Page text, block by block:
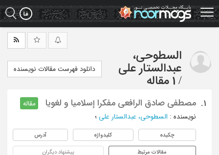
Skip
to
main
السطوحی،
عبدالستار علی
/ 1 مقاله
دانلود فهرست مقالات نویسنده
1. مصطفی صادق الرافعی مفکرا إسلامیا و لغویا
مقاله
نویسنده : السطوحی، عبدالستار علی ؛
چکیده کلیدواژه آدرس
مقالات مرتبط پیشنهاد دیگران